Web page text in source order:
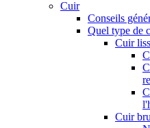
Cuir
Conseils
Quel type de
Cuir
Cuir